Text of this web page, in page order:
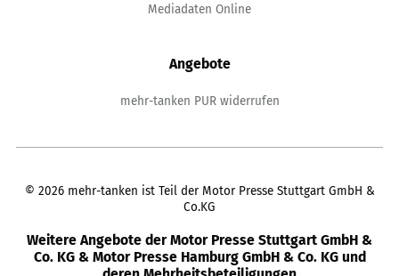
Mediadaten Online
Angebote
mehr-tanken PUR widerrufen
© 2026 mehr-tanken ist Teil der Motor Presse Stuttgart GmbH &
Co.KG
Weitere Angebote der Motor Presse Stuttgart GmbH &
Co. KG & Motor Presse Hamburg GmbH & Co. KG und